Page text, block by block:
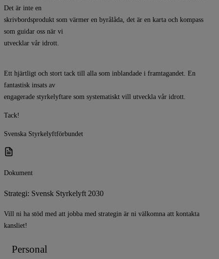
Det är inte en
skrivbordsprodukt som värmer en byrålåda, det är en karta och kompass
som guidar oss när vi
utvecklar vår idrott.
Ett hjärtligt och stort tack till alla som inblandade i framtagandet. En
fantastisk insats av
engagerade styrkelyftare som systematiskt vill utveckla vår idrott.
Tack!
Svenska Styrkelyftförbundet
Dokument
Strategi: Svensk Styrkelyft 2030
Vill ni ha stöd med att jobba med strategin är ni välkomna att kontakta
kansliet!
Personal